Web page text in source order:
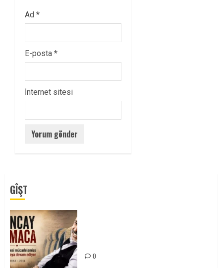
Ad *
E-posta *
İnternet sitesi
GÎŞT
0